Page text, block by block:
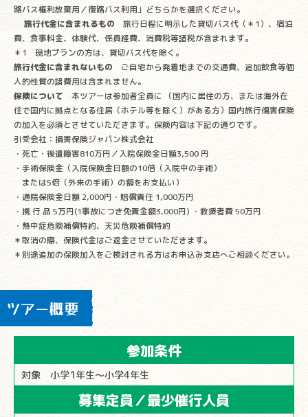
路バス権利放棄用／復路バス利用」どちらかを選択ください。
旅行代金に含まれるもの 旅行日程に明示した貸切バス代（＊1）、宿泊
費、食事料金、体験代、係員経費、消費税等諸税が含まれます。
＊1 現地プランの方は、貸切バス代を除く。
旅行代金に含まれないもの ご自宅から発着地までの交通費、追加飲食等個
人的性質の諸費用は含まれません。
保険について 本ツアーは参加者全員に （国内に居住の方、または海外在
住で国内に拠点となる住居（ホテル等を除く）がある方）国内旅行傷害保険
の加入を必須とさせていただきます。保険内容は下記の通りです。
引受会社：損害保険ジャパン株式会社
・死亡・後遺障害810万円／入院保険金日額3,500 円
・手術保険金（入院保険金日額の10倍（入院中の手術）
または5倍（外来の手術）の額をお支払い）
・通院保険金日額 2,000円・賠償責任 1,000万円
・携 行 品 5万円(1事故につき免責金額3,000円) ・救援者費 50万円
・熱中症危険補償特約、天災危険補償特約
＊取消の際、保険代金はご返金させていただきます。
＊別途追加の保険加入をご検討される方はお申込み支店へご相談ください。
ツアー概要
参加条件
対象 小学1年生～小学4年生
募集定員／最少催行人員